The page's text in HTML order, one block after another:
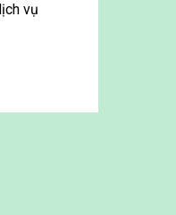
vụ